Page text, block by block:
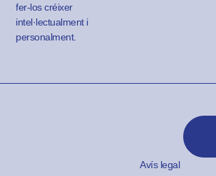
fer-los créixer
intel·lectualment i
personalment.
Avís legal